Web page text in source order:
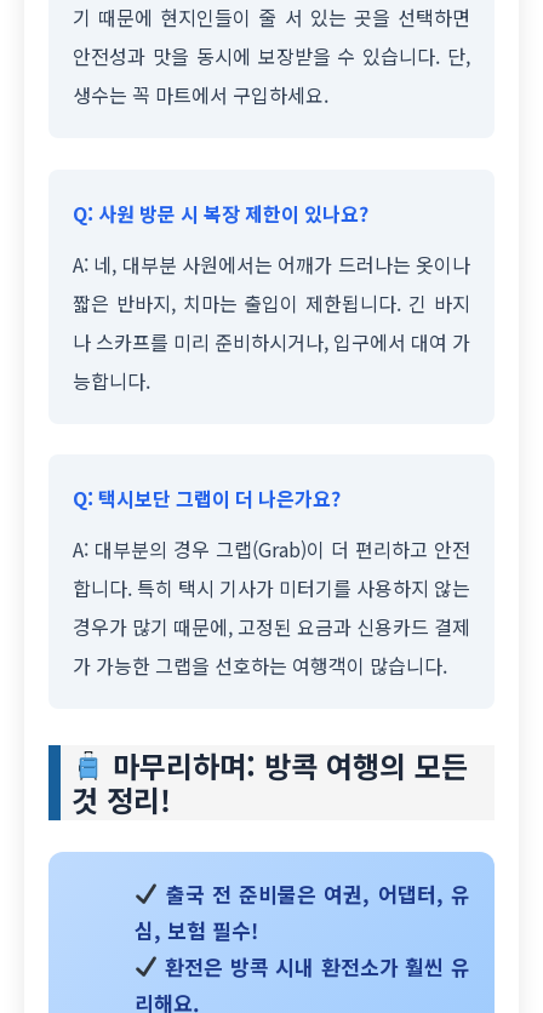
기 때문에 현지인들이 줄 서 있는 곳을 선택하면
안전성과 맛을 동시에 보장받을 수 있습니다. 단,
생수는 꼭 마트에서 구입하세요.
Q: 사원 방문 시 복장 제한이 있나요?
A: 네, 대부분 사원에서는 어깨가 드러나는 옷이나
짧은 반바지, 치마는 출입이 제한됩니다. 긴 바지
나 스카프를 미리 준비하시거나, 입구에서 대여 가
능합니다.
Q: 택시보단 그랩이 더 나은가요?
A: 대부분의 경우 그랩(Grab)이 더 편리하고 안전
합니다. 특히 택시 기사가 미터기를 사용하지 않는
경우가 많기 때문에, 고정된 요금과 신용카드 결제
가 가능한 그랩을 선호하는 여행객이 많습니다.
마무리하며: 방콕 여행의 모든
것 정리!
출국 전 준비물은 여권, 어댑터, 유
심, 보험 필수!
환전은 방콕 시내 환전소가 훨씬 유
리해요.